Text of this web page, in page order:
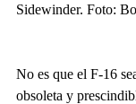
Sidewinder. Foto:
No es que el F-16
obsoleta y